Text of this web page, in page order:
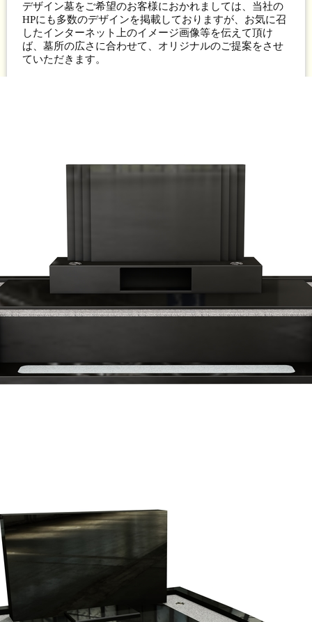
デザイン墓をご希望のお客様におかれましては、当社の
HPにも多数のデザインを掲載しておりますが、お気に召
したインターネット上のイメージ画像等を伝えて頂け
ば、墓所の広さに合わせて、オリジナルのご提案をさせ
ていただきます。